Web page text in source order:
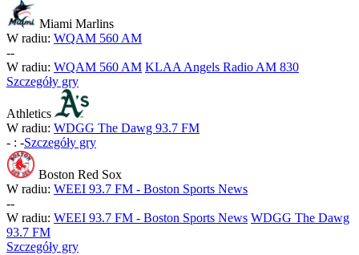
Miami Marlins
W radiu: WQAM 560 AM
--
W radiu: WQAM 560 AM KLAA Angels Radio AM 830
Szczegóły gry
Athletics
W radiu: WDGG The Dawg 93.7 FM
- : -Szczegóły gry
Boston Red Sox
W radiu: WEEI 93.7 FM - Boston Sports News
--
W radiu: WEEI 93.7 FM - Boston Sports News WDGG The Dawg
93.7 FM
Szczegóły gry